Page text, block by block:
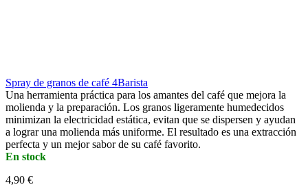
Spray de granos de café 4Barista
Una herramienta práctica para los amantes del café que mejora la
molienda y la preparación. Los granos ligeramente humedecidos
minimizan la electricidad estática, evitan que se dispersen y ayudan
a lograr una molienda más uniforme. El resultado es una extracción
perfecta y un mejor sabor de su café favorito.
En stock
4,90 €